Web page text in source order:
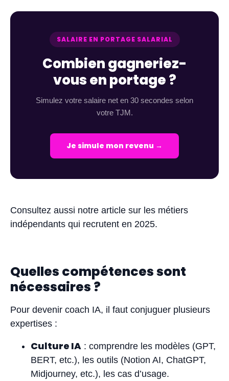
SALAIRE EN PORTAGE SALARIAL
Combien gagneriez-
vous en portage ?
Simulez votre salaire net en 30 secondes selon
votre TJM.
Je simule mon revenu →
Consultez aussi notre article sur les métiers
indépendants qui recrutent en 2025.
Quelles compétences sont
nécessaires ?
Pour devenir coach IA, il faut conjuguer plusieurs
expertises :
Culture IA : comprendre les modèles (GPT,
BERT, etc.), les outils (Notion AI, ChatGPT,
Midjourney, etc.), les cas d’usage.